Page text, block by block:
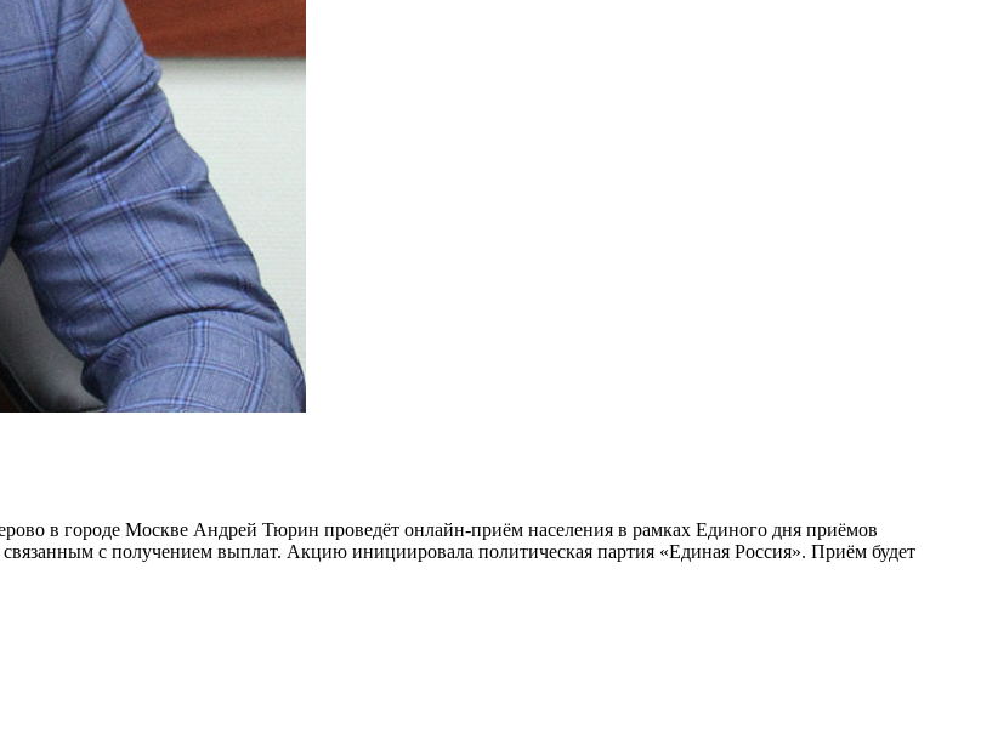
в городе Москве Андрей Тюрин проведёт онлайн-приём населения в рамках Единого дня приёмов
с получением выплат. Акцию инициировала политическая партия «Единая Россия». Приём будет